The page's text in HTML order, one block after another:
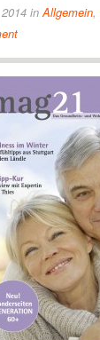
inAllgemein,